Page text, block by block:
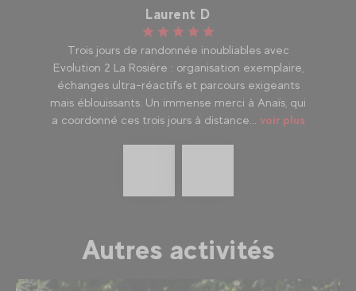
Laurent D
Trois jours de randonnée inoubliables avec
Evolution 2 La Rosière : organisation exemplaire,
échanges ultra-réactifs et parcours exigeants
mais éblouissants. Un immense merci à Anaïs, qui
a coordonné ces trois jours à distance... voir plus
Autres activités